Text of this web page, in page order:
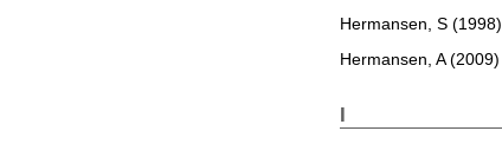
Hermansen, S (1998)
Hermansen, A(2009)